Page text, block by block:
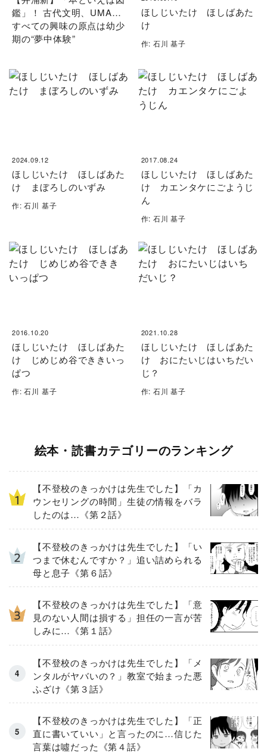
鑑」！ 古代文明、UMA…
すべての興味の原点は幼少
期の“夢中体験”
ほしじいたけ ほしばあた
け
作: 石川 基子
2024.09.12
ほしじいたけ ほしばあた
け まぼろしのいずみ
作: 石川 基子
2017.08.24
ほしじいたけ ほしばあた
け カエンタケにごようじ
ん
作: 石川 基子
2016.10.20
ほしじいたけ ほしばあた
け じめじめ谷でききいっ
ぱつ
作: 石川 基子
2021.10.28
ほしじいたけ ほしばあた
け おにたいじはいちだい
じ？
作: 石川 基子
絵本・読書カテゴリーのランキング
【不登校のきっかけは先生でした】「カ
ウンセリングの時間」生徒の情報をバラ
したのは…《第２話》
【不登校のきっかけは先生でした】「い
つまで休むんですか？」追い詰められる
母と息子《第６話》
【不登校のきっかけは先生でした】「意
見のない人間は損する」担任の一言が苦
しみに…《第１話》
【不登校のきっかけは先生でした】「メ
ンタルがヤバいの？」教室で始まった悪
ふざけ《第３話》
【不登校のきっかけは先生でした】「正
直に書いていい」と言ったのに…信じた
言葉は噓だった《第４話》